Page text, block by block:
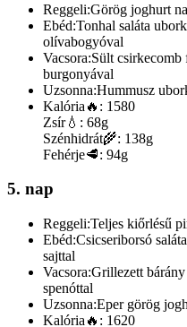
Reggeli:Görög joghurt
Ebéd:Tonhal saláta
olívabogyóval
Vacsora:Sült csirkecomb
burgonyával
Uzsonna:Hummusz
Kalória 🔥: 1580
Zsír💧: 68g
Szénhidrát🌾: 138g
Fehérje🥩: 94g
5. nap
Reggeli:Teljes kiőrlésű
Ebéd:Csicseriborsó
sajttal
Vacsora:Grillezett
spenóttal
Uzsonna:Eper görög
Kalória 🔥: 1620